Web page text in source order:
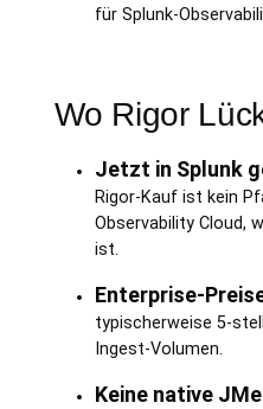
für Splunk-
Wo Rigor
Jetzt in Splunk
Rigor-Kauf ist kein
Observability Cloud,
ist.
Enterprise-
typischerweise 5-
Ingest-Volumen.
Keine native